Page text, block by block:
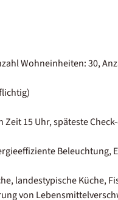
Wohneinheiten: 30,
15 Uhr, späteste
Beleuchtung,
landestypische Küche,
von